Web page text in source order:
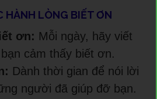
HÀNH LÒNG BIẾT ƠN
ơn: Mỗi ngày, hãy viết
cảm thấy biết ơn.
Dành thời gian để nói lời
người đã giúp đỡ bạn.